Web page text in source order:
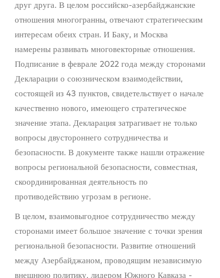
друг друга. В целом российско-азербайджанские
отношения многогранны, отвечают стратегическим
интересам обеих стран. И Баку, и Москва
намерены развивать многовекторные отношения.
Подписание в феврале 2022 года между сторонами
Декларации о союзническом взаимодействии,
состоящей из 43 пунктов, свидетельствует о начале
качественно нового, имеющего стратегическое
значение этапа. Декларация затрагивает не только
вопросы двустороннего сотрудничества и
безопасности. В документе также нашли отражение
вопросы региональной безопасности, совместная,
скоординированная деятельность по
противодействию угрозам в регионе.
В целом, взаимовыгодное сотрудничество между
сторонами имеет большое значение с точки зрения
региональной безопасности. Развитие отношений
между Азербайджаном, проводящим независимую
внешнюю политику, лидером Южного Кавказа -